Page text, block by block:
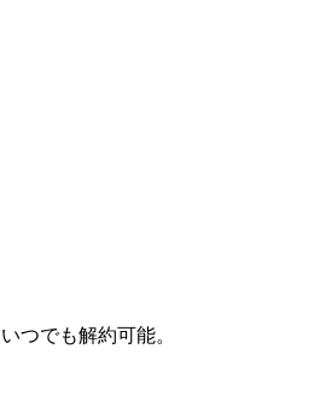
つでも解約可能。